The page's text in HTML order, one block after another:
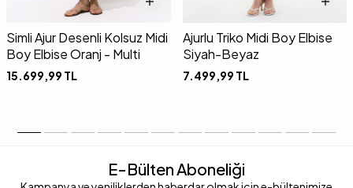
Simli Ajur Desenli Kolsuz Midi
Boy Elbise Oranj - Multi
15.699,99 TL
Ajurlu Triko Midi Boy Elbise
Siyah-Beyaz
7.499,99 TL
E-Bülten Aboneliği